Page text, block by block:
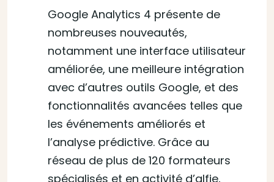
Google Analytics 4 présente de
nombreuses nouveautés,
notamment une interface utilisateur
améliorée, une meilleure intégration
avec d’autres outils Google, et des
fonctionnalités avancées telles que
les événements améliorés et
l’analyse prédictive. Grâce au
réseau de plus de 120 formateurs
spécialisés et en activité d’alfie,